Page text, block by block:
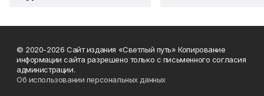
© 2020-2026 Сайт издания «Светлый путь» Копирование
информации сайта разрешено только с письменного согласия
администрации.
Об использовании персональных данных